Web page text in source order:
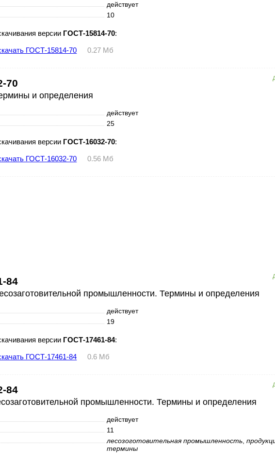
действует
10
версии ГОСТ-15814-70:
ГОСТ-15814-70 0.27 Мб
70
и определения
действует
25
версии ГОСТ-16032-70:
ГОСТ-16032-70 0.56 Мб
84
промышленности. Термины и определения
действует
19
версии ГОСТ-17461-84:
ГОСТ-17461-84 0.6 Мб
84
промышленности. Термины и определения
действует
11
лесозоготовительная промышленность,
термины